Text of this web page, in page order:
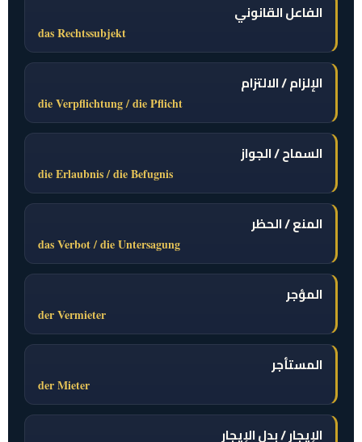
الفاعل القانوني
das Rechtssubjekt
الإلزام / الالتزام
die Verpflichtung / die Pflicht
السماح / الجواز
die Erlaubnis / die Befugnis
المنع / الحظر
das Verbot / die Untersagung
المؤجر
der Vermieter
المستأجر
der Mieter
الإيجار / بدل الإيجار